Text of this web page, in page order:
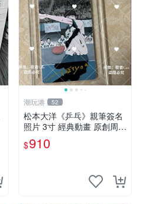
潮玩港 52
松本大洋《乒乓》親筆簽名
照片 3寸 經典動畫 原創周邊
經典動漫 周邊收藏 照片卡
磚
$910